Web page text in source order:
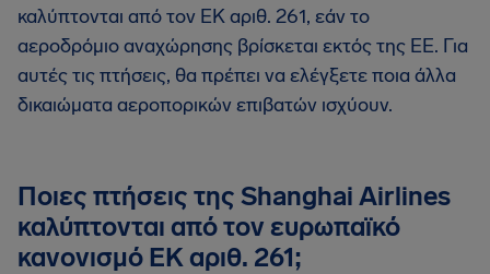
καλύπτονται από τον ΕΚ αριθ. 261, εάν το
αεροδρόμιο αναχώρησης βρίσκεται εκτός της ΕΕ. Για
αυτές τις πτήσεις, θα πρέπει να ελέγξετε ποια άλλα
δικαιώματα αεροπορικών επιβατών ισχύουν.
Ποιες πτήσεις της Shanghai Airlines
καλύπτονται από τον ευρωπαϊκό
κανονισμό ΕΚ αριθ. 261;